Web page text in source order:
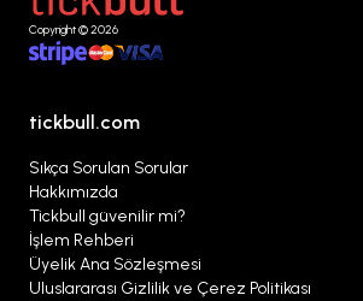
çekmektedir.
Copyright © 2026
tickbull.com
Sıkça Sorulan Sorular
Hakkımızda
Tickbull güvenilir mi?
İşlem Rehberi
Üyelik Ana Sözleşmesi
Uluslararası Gizlilik ve Çerez Politikası